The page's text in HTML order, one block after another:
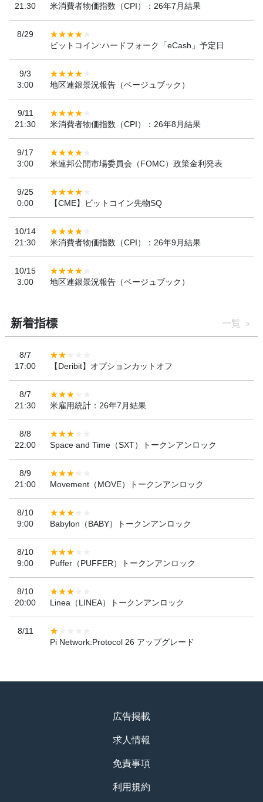
21:30
米消費者物価指数（CPI）：26年7月結果
8/29
ビットコイン:ハードフォーク「eCash」予定日
9/3
3:00
地区連銀景況報告（ベージュブック）
9/11
21:30
米消費者物価指数（CPI）：26年8月結果
9/17
3:00
米連邦公開市場委員会（FOMC）政策金利発表
9/25
0:00
【CME】ビットコイン先物SQ
10/14
21:30
米消費者物価指数（CPI）：26年9月結果
10/15
3:00
地区連銀景況報告（ベージュブック）
新着指標 一覧
8/7
17:00
【Deribit】オプションカットオフ
8/7
21:30
米雇用統計：26年7月結果
8/8
22:00
Space and Time（SXT）トークンアンロック
8/9
21:00
Movement（MOVE）トークンアンロック
8/10
9:00
Babylon（BABY）トークンアンロック
8/10
9:00
Puffer（PUFFER）トークンアンロック
8/10
20:00
Linea（LINEA）トークンアンロック
8/11
Pi Network:Protocol 26 アップグレード
広告掲載
求人情報
免責事項
利用規約